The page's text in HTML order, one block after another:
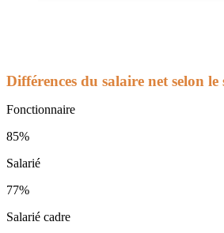
Différences du salaire net selon le
Fonctionnaire
85%
Salarié
77%
Salarié cadre